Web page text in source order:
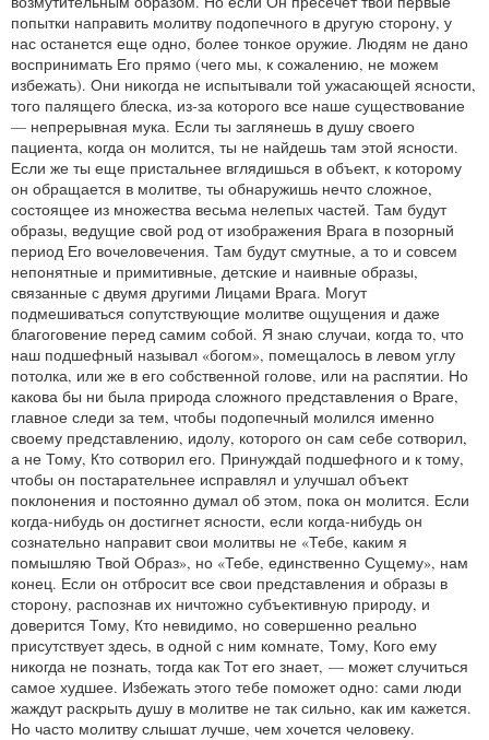
попытки направить молитву подопечного в другую сторону, у
нас останется еще одно, более тонкое оружие. Людям не дано
воспринимать Его прямо (чего мы, к сожалению, не можем
избежать). Они никогда не испытывали той ужасающей ясности,
того палящего блеска, из‑за которого все наше существование
— непрерывная мука. Если ты заглянешь в душу своего
пациента, когда он молится, ты не найдешь там этой ясности.
Если же ты еще пристальнее вглядишься в объект, к которому
он обращается в молитве, ты обнаружишь нечто сложное,
состоящее из множества весьма нелепых частей. Там будут
образы, ведущие свой род от изображения Врага в позорный
период Его вочеловечения. Там будут смутные, а то и совсем
непонятные и примитивные, детские и наивные образы,
связанные с двумя другими Лицами Врага. Могут
подмешиваться сопутствующие молитве ощущения и даже
благоговение перед самим собой. Я знаю случаи, когда то, что
наш подшефный называл «богом», помещалось в левом углу
потолка, или же в его собственной голове, или на распятии. Но
какова бы ни была природа сложного представления о Враге,
главное следи за тем, чтобы подопечный молился именно
своему представлению, идолу, которого он сам себе сотворил,
а не Тому, Кто сотворил его. Принуждай подшефного и к тому,
чтобы он постарательнее исправлял и улучшал объект
поклонения и постоянно думал об этом, пока он молится. Если
когда‑нибудь он достигнет ясности, если когда‑нибудь он
сознательно направит свои молитвы не «Тебе, каким я
помышляю Твой Образ», но «Тебе, единственно Сущему», нам
конец. Если он отбросит все свои представления и образы в
сторону, распознав их ничтожно субъективную природу, и
доверится Тому, Кто невидимо, но совершенно реально
присутствует здесь, в одной с ним комнате, Тому, Кого ему
никогда не познать, тогда как Тот его знает, — может случиться
самое худшее. Избежать этого тебе поможет одно: сами люди
жаждут раскрыть душу в молитве не так сильно, как им кажется.
Но часто молитву слышат лучше, чем хочется человеку.